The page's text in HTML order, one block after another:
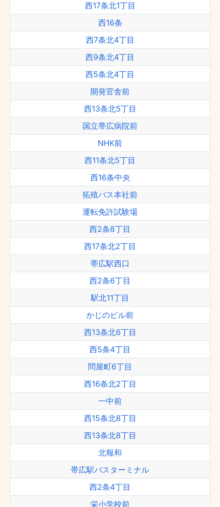
西17条北1丁目
西16条
西7条北4丁目
西9条北4丁目
西5条北4丁目
開発官舎前
西13条北5丁目
国立帯広病院前
NHK前
西11条北5丁目
西16条中央
拓殖バス本社前
運転免許試験場
西2条8丁目
西17条北2丁目
帯広駅西口
西2条6丁目
駅北11丁目
かじのビル前
西13条北6丁目
西5条4丁目
問屋町6丁目
西16条北2丁目
一中前
西15条北8丁目
西13条北8丁目
北報和
帯広駅バスターミナル
西2条4丁目
栄小学校前